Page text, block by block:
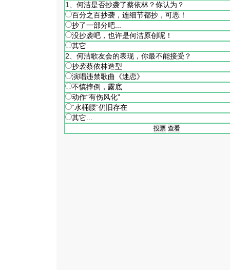
1、何洁是否抄袭了蔡依林？你认为？
百分之百抄袭，连细节都抄，可恶！
抄了一部分吧...
没抄袭吧，也许是何洁原创呢！
其它...
2、何洁歌友会的表现，你最不能接受？
抄袭蔡依林造型
演唱违禁歌曲《迷恋》
不慎摔倒，露底
动作“有伤风化”
“水桶腰”仍旧存在
其它...